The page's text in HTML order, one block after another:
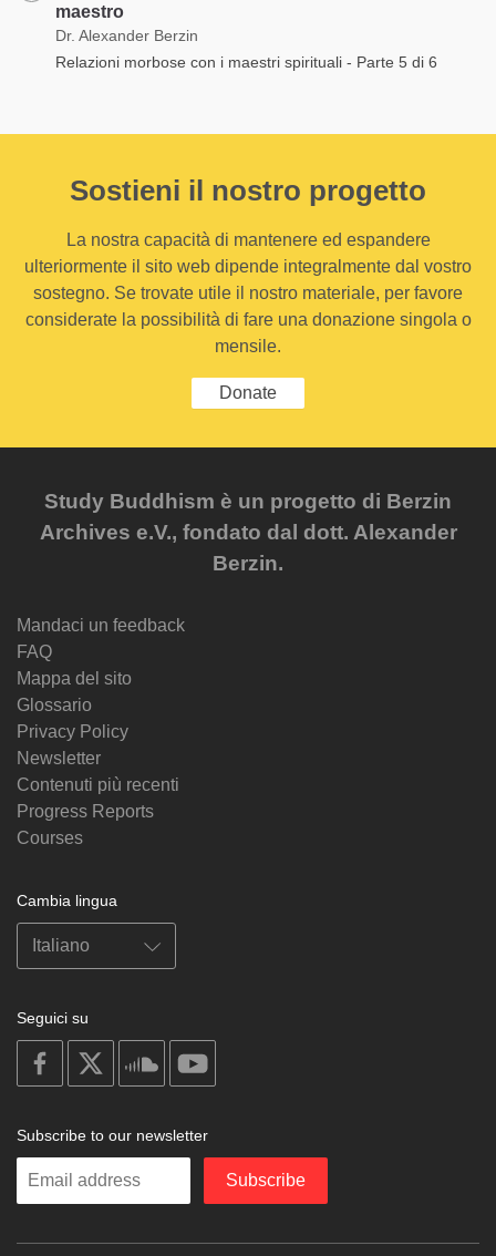
maestro
Dr. Alexander Berzin
Relazioni morbose con i maestri spirituali - Parte 5 di 6
Sostieni il nostro progetto
La nostra capacità di mantenere ed espandere
ulteriormente il sito web dipende integralmente dal vostro
sostegno. Se trovate utile il nostro materiale, per favore
considerate la possibilità di fare una donazione singola o
mensile.
Donate
Study Buddhism è un progetto di Berzin
Archives e.V., fondato dal dott. Alexander
Berzin.
Mandaci un feedback
FAQ
Mappa del sito
Glossario
Privacy Policy
Newsletter
Contenuti più recenti
Progress Reports
Courses
Cambia lingua
Seguici su
on
facebook
soundcloud
Subscribe to our newsletter
Enter
Subscribe